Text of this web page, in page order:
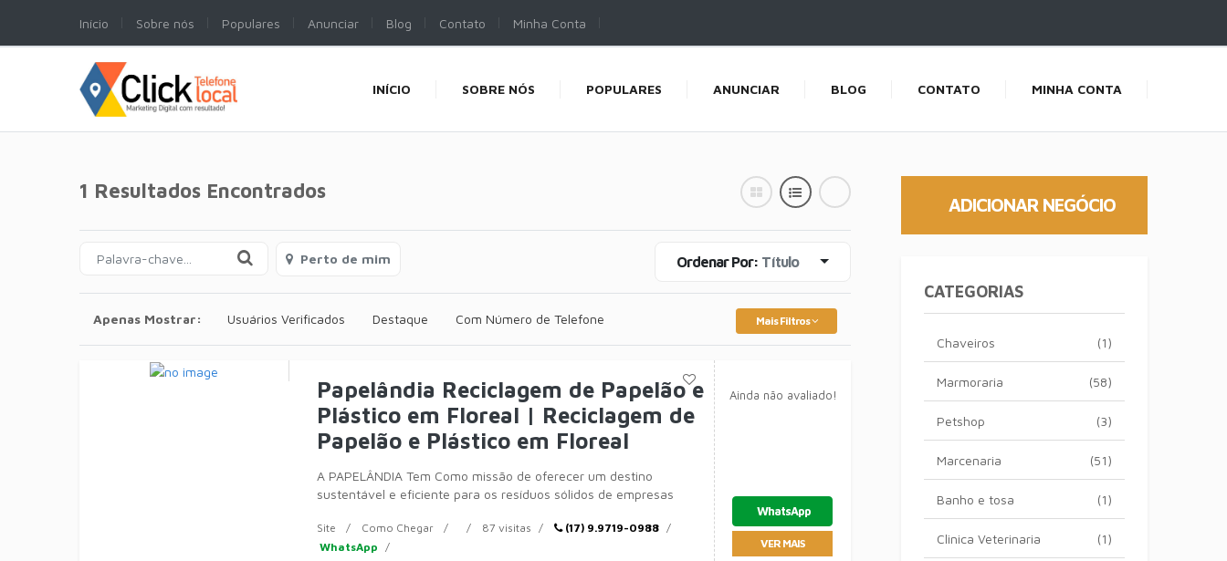
Início Sobre nós Populares Anunciar Blog Contato Minha Conta
INÍCIO SOBRE NÓS POPULARES ANUNCIAR BLOG CONTATO MINHA CONTA
1 Resultados Encontrados
Perto de mim Ordenar Por: Título
Apenas Mostrar: Usuários Verificados Destaque Com Número de Telefone Mais Filtros
Papelândia Reciclagem de Papelão e
Plástico em Floreal | Reciclagem de
Papelão e Plástico em Floreal
A PAPELÂNDIA Tem Como missão de oferecer um destino
sustentável e eficiente para os resíduos sólidos de empresas
Site Como Chegar 87 visitas
(17) 9.9719-0988
WhatsApp
Ainda não avaliado!
WhatsApp
VER MAIS
ADICIONAR NEGÓCIO
CATEGORIAS
(1)
Chaveiros
(58)
Marmoraria
(3)
Petshop
(51)
Marcenaria
(1)
Banho e tosa
(1)
Clinica Veterinaria